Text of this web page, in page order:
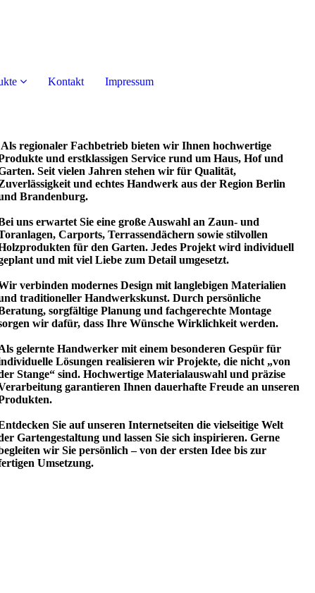
Kontakt Impressum
Als regionaler Fachbetrieb bieten wir Ihnen hochwertige
und erstklassigen Service rund um Haus, Hof und
Seit vielen Jahren stehen wir für Qualität,
und echtes Handwerk aus der Region Berlin
Brandenburg.
uns erwartet Sie eine große Auswahl an Zaun- und
Carports, Terrassendächern sowie stilvollen
für den Garten. Jedes Projekt wird individuell
und mit viel Liebe zum Detail umgesetzt.
verbinden modernes Design mit langlebigen Materialien
traditioneller Handwerkskunst. Durch persönliche
sorgfältige Planung und fachgerechte Montage
wir dafür, dass Ihre Wünsche Wirklichkeit werden.
gelernte Handwerker mit einem besonderen Gespür für
Lösungen realisieren wir Projekte, die nicht „von
Stange“ sind. Hochwertige Materialauswahl und präzise
garantieren Ihnen dauerhafte Freude an unseren
Sie auf unseren Internetseiten die vielseitige Welt
Gartengestaltung und lassen Sie sich inspirieren. Gerne
wir Sie persönlich – von der ersten Idee bis zur
Umsetzung.